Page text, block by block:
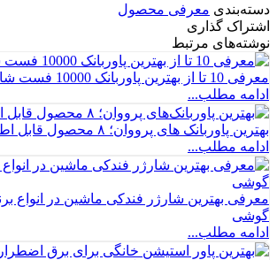
دسته‌بندی معرفی محصول
اشتراک گذاری
نوشته‌های مرتبط
معرفی 10 تا از بهترین پاوربانک 10000 فست شارژ
ادامه مطلب...
بهترین پاوربانک های پرووان؛ ۸ محصول قابل اطمینان بازار
ادامه مطلب...
معرفی بهترین شارژر فندکی ماشین در انواع
گوشی
ادامه مطلب...